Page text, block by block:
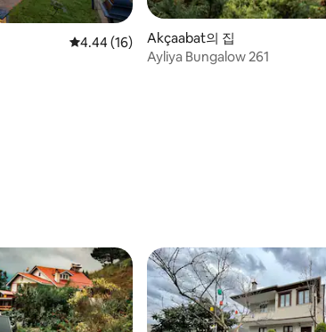
평점 4.44점(5점 만점), 후기 16개
4.44 (16)
Akçaabat의 집
Ayliya Bungalow 261